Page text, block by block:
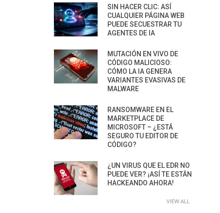
SIN HACER CLIC: ASÍ
CUALQUIER PÁGINA WEB
PUEDE SECUESTRAR TU
AGENTES DE IA
MUTACIÓN EN VIVO DE
CÓDIGO MALICIOSO:
CÓMO LA IA GENERA
VARIANTES EVASIVAS DE
MALWARE
RANSOMWARE EN EL
MARKETPLACE DE
MICROSOFT – ¿ESTÁ
SEGURO TU EDITOR DE
CÓDIGO?
¿UN VIRUS QUE EL EDR NO
PUEDE VER? ¡ASÍ TE ESTÁN
HACKEANDO AHORA!
VIEW ALL